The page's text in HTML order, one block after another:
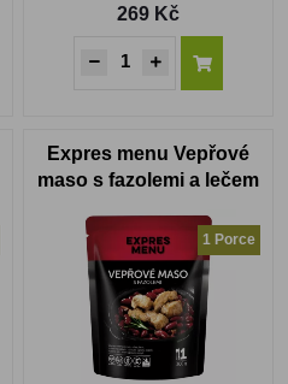
269 Kč
Expres menu Vepřové
maso s fazolemi a lečem
1 Porce